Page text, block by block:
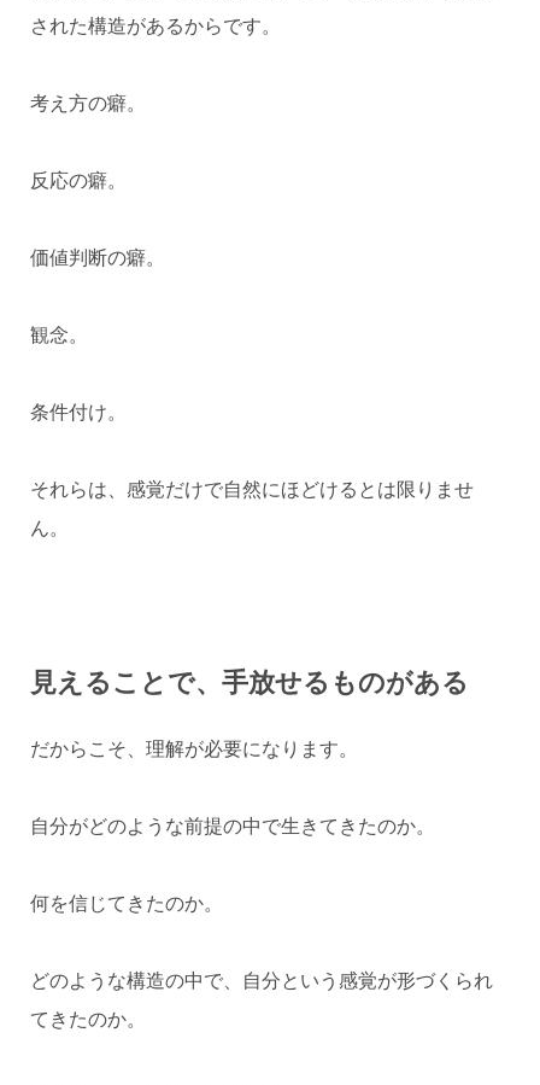
された構造があるからです。
考え方の癖。
反応の癖。
価値判断の癖。
観念。
条件付け。
それらは、感覚だけで自然にほどけるとは限りませ
ん。
見えることで、手放せるものがある
だからこそ、理解が必要になります。
自分がどのような前提の中で生きてきたのか。
何を信じてきたのか。
どのような構造の中で、自分という感覚が形づくられ
てきたのか。